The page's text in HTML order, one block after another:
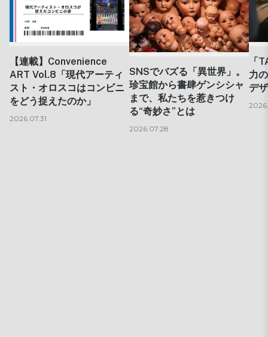
【連載】Convenience
ART Vol.8「現代アーティ
スト・オロスコはコンビニ
をどう捉えたのか」
2026.07.31
SNSでバズる「異世界」。
珍宝館から書肆ゲンシシャ
まで、私たちを惹きつけ
る“奇妙さ”とは
2026.07.28
「
力
デ